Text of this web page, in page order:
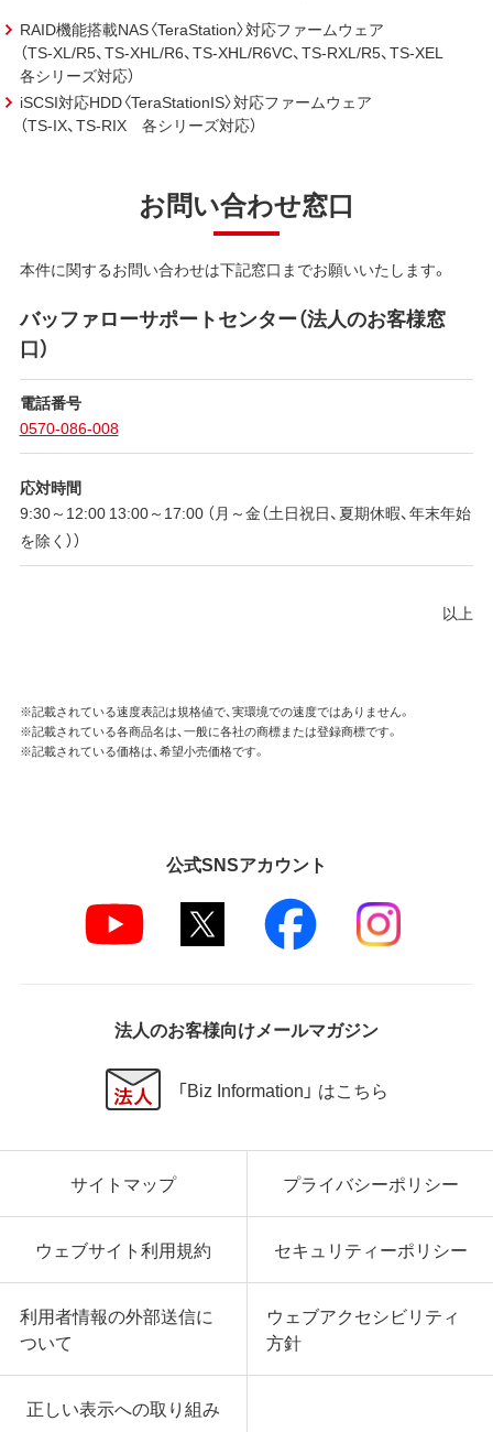
RAID機能搭載NAS〈TeraStation〉対応ファームウェア
（TS-XL/R5、TS-XHL/R6、TS-XHL/R6VC、TS-RXL/R5、TS-XEL
各シリーズ対応）
iSCSI対応HDD〈TeraStationIS〉対応ファームウェア
（TS-IX、TS-RIX 各シリーズ対応）
お問い合わせ窓口
本件に関するお問い合わせは下記窓口までお願いいたします。
バッファローサポートセンター（法人のお客様窓
口）
電話番号
0570-086-008
応対時間
9:30～12:00 13:00～17:00 （月～金（土日祝日、夏期休暇、年末年始
を除く））
以上
※記載されている速度表記は規格値で、実環境での速度ではありません。
※記載されている各商品名は、一般に各社の商標または登録商標です。
※記載されている価格は、希望小売価格です。
公式SNSアカウント
法人のお客様向けメールマガジン
「Biz Information」 はこちら
サイトマップ プライバシーポリシー
ウェブサイト利用規約 セキュリティーポリシー
利用者情報の外部送信に
ついて
ウェブアクセシビリティ
方針
正しい表示への取り組み